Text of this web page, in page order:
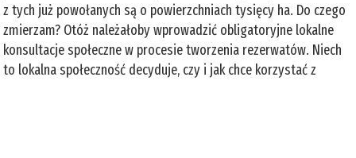
z tych już powołanych są o powierzchniach tysięcy ha. Do czego
zmierzam? Otóż należałoby wprowadzić obligatoryjne lokalne
konsultacje społeczne w procesie tworzenia rezerwatów. Niech
to lokalna społeczność decyduje, czy i jak chce korzystać z